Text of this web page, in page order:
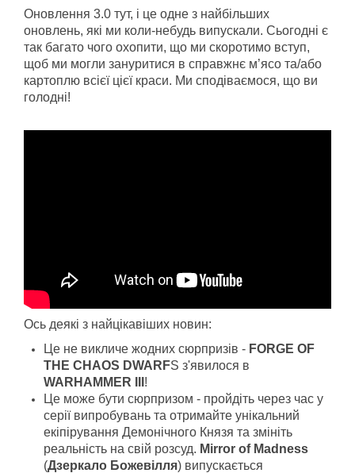
Загадки и тайны истории
Наше время
Новое время
Крестовые походы
Античность
Средние века
Оновлення 3.0 тут, і це одне з найбільших
оновлень, які ми коли-небудь випускали. Сьогодні є
так багато чого охопити, що ми скоротимо вступ,
щоб ми могли зануритися в справжнє м’ясо та/або
картоплю всієї цієї краси. Ми сподіваємося, що ви
голодні!
Ось деякі з найцікавіших новин:
Це не викличе жодних сюрпризів - FORGE OF
THE CHAOS DWARFS з'явилося в
WARHAMMER III !
Це може бути сюрпризом - пройдіть через час у
серії випробувань та отримайте унікальний
екіпірування Демонічного Князя та змініть
реальність на свій розсуд. Mirror of Madness
(Дзеркало Божевілля) випускається